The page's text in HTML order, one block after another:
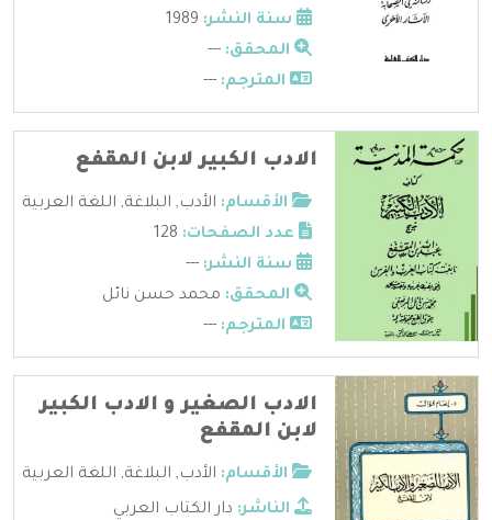
سنة النشر:
المحقق: ---
المترجم: ---
الادب الكبير لابن المقفع
الأقسام: الأدب, البلاغة, اللغة العربية
عدد الصفحات:
سنة النشر: ---
المحقق: محمد حسن نائل
المترجم: ---
الادب الصغير و الادب الكبير
لابن المقفع
الأقسام: الأدب, البلاغة, اللغة العربية
الناشر: دار الكتاب العربي